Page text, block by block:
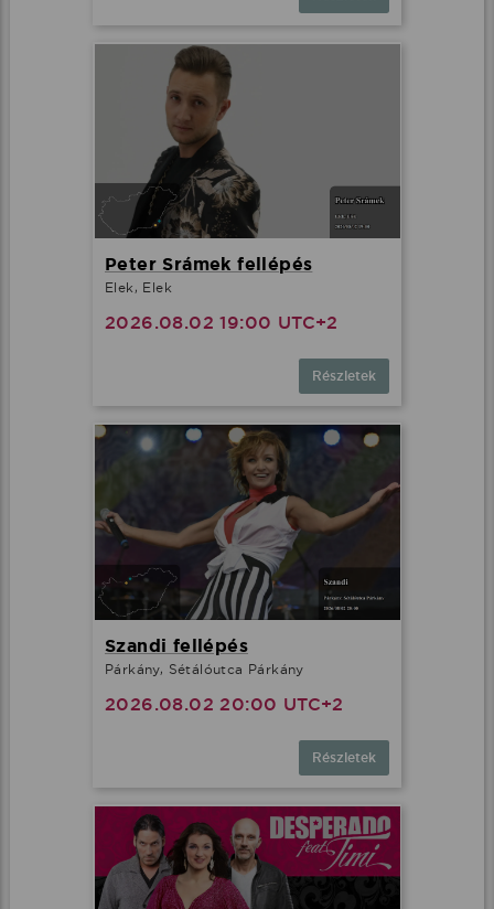
Peter Srámek fellépés
Elek, Elek
2026.08.02 19:00 UTC+2
Részletek
Szandi fellépés
Párkány, Sétálóutca Párkány
2026.08.02 20:00 UTC+2
Részletek